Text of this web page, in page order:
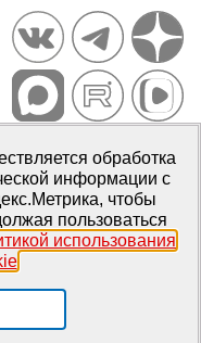
2007–2026
66447 от 14 июля
обработка
информации с
чтобы
пользоваться
использования
.